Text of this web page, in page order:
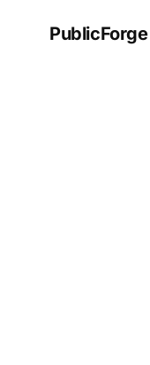
PublicForge